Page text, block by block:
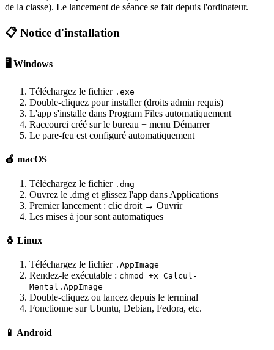
de la classe). Le lancement de séance se fait depuis l'ordinateur.
📋 Notice d'installation
🖥️ Windows
Téléchargez le fichier .exe
Double-cliquez pour installer (droits admin requis)
L'app s'installe dans Program Files automatiquement
Raccourci créé sur le bureau + menu Démarrer
Le pare-feu est configuré automatiquement
🍎 macOS
Téléchargez le fichier .dmg
Ouvrez le .dmg et glissez l'app dans Applications
Premier lancement : clic droit → Ouvrir
Les mises à jour sont automatiques
🐧 Linux
Téléchargez le fichier .AppImage
Rendez-le exécutable : chmod +x Calcul-
Mental.AppImage
Double-cliquez ou lancez depuis le terminal
Fonctionne sur Ubuntu, Debian, Fedora, etc.
📱 Android